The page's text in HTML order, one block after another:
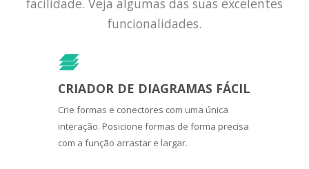
funcionalidades.
CRIADOR DE DIAGRAMAS FÁCIL
Crie formas e conectores com uma única
interação. Posicione formas de forma precisa
com a função arrastar e largar.